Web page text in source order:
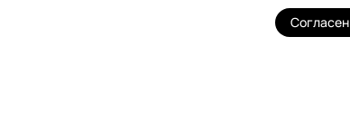
Согласен